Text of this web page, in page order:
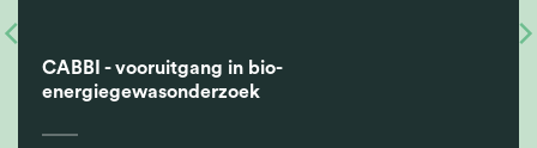
CABBI - vooruitgang in bio-
energiegewasonderzoek